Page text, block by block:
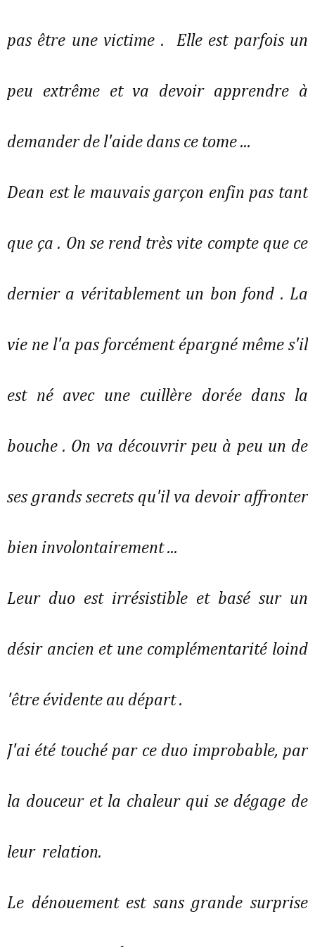
pas être une victime . Elle est parfois un
peu extrême et va devoir apprendre à
demander de l'aide dans ce tome ...
Dean est le mauvais garçon enfin pas tant
que ça . On se rend très vite compte que ce
dernier a véritablement un bon fond . La
vie ne l'a pas forcément épargné même s'il
est né avec une cuillère dorée dans la
bouche . On va découvrir peu à peu un de
ses grands secrets qu'il va devoir affronter
bien involontairement ...
Leur duo est irrésistible et basé sur un
désir ancien et une complémentarité loind
'être évidente au départ .
J'ai été touché par ce duo improbable, par
la douceur et la chaleur qui se dégage de
leur relation.
Le dénouement est sans grande surprise